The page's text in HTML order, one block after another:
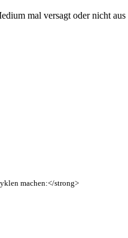
mal versagt oder nicht
machen:</strong>